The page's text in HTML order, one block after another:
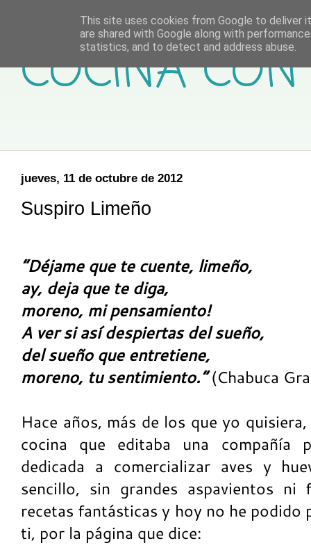
COCINA
jueves, 11 de octubre de 2012
Suspiro Limeño
“Déjame que te cuente, limeño,
ay, deja que te diga,
moreno, mi pensamiento!
A ver si así despiertas del sueño,
del sueño que entretiene,
moreno, tu sentimiento.”(Chabuca
Hace años, más de los que yo
cocina que editaba una compañía
dedicada a comercializar aves y
sencillo, sin grandes aspavientos
recetas fantásticas y hoy no he podido
ti, por la página que dice:
This site uses cookies from Google to deliver
are shared with Google along with
statistics, and to detect and address abuse.